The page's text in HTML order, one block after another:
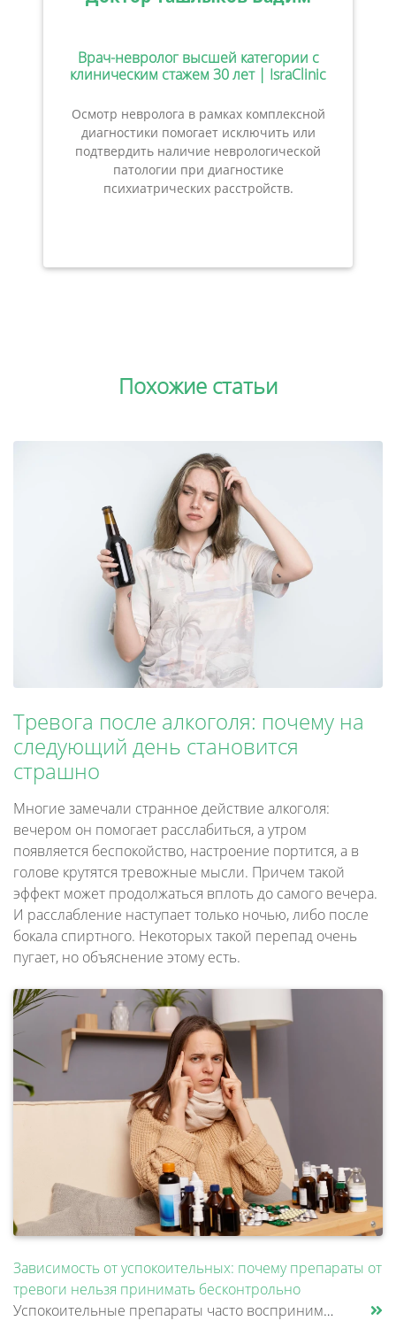
Врач-невролог высшей категории с
клиническим стажем 30 лет | IsraClinic
Осмотр невролога в рамках комплексной
диагностики помогает исключить или
подтвердить наличие неврологической
патологии при диагностике
психиатрических расстройств.
Похожие статьи
Тревога после алкоголя: почему на
следующий день становится
страшно
Многие замечали странное действие алкоголя:
вечером он помогает расслабиться, а утром
появляется беспокойство, настроение портится, а в
голове крутятся тревожные мысли. Причем такой
эффект может продолжаться вплоть до самого вечера.
И расслабление наступает только ночью, либо после
бокала спиртного. Некоторых такой перепад очень
пугает, но объяснение этому есть.
Зависимость от успокоительных: почему препараты от
тревоги нельзя принимать бесконтрольно
Успокоительные препараты часто воспринимаются как что-то безопасное. Человек плохо спит, переживает из-за работы, не мож......